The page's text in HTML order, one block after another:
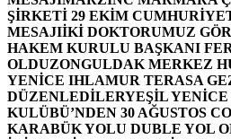
ŞİRKETİ 29 EKİM
MESAJIİKİ DOKTORUMUZ
HAKEM KURULU BAŞKANI
OLDUZONGULDAK MERKEZ
YENİCE IHLAMUR TERASA
DÜZENLEDİLERYEŞİL
KULÜBÜ’NDEN 30 AĞUSTOS
KARABÜK YOLU DUBLE YOL